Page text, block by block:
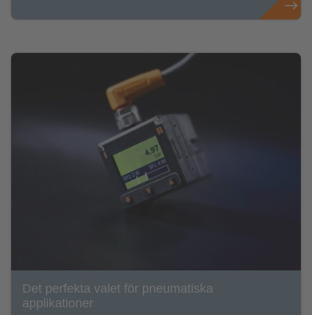
Det perfekta valet för pneumatiska
applikationer